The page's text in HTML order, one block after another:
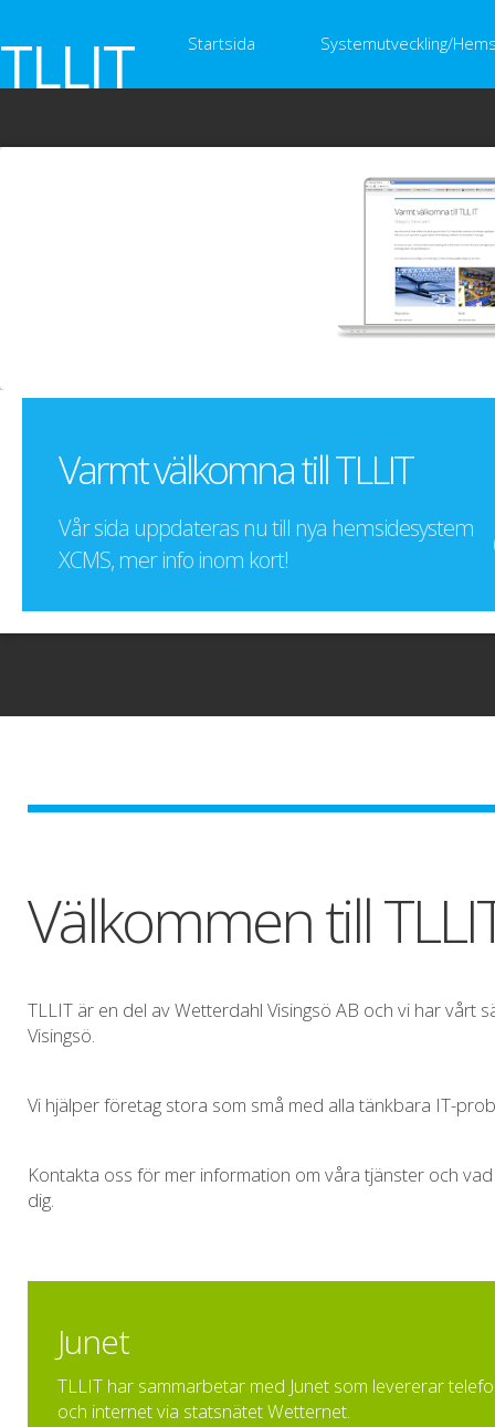
TLLIT Startsida Systemutveckling/
Varmt välkomna till TLLIT
Vår sida uppdateras nu till nya hemsidesystem
XCMS, mer info inom kort!
Välkommen till
TLLIT är en del av Wetterdahl Visingsö AB och vi har vårt
Visingsö.
Vi hjälper företag stora som små med alla tänkbara IT-
Kontakta oss för mer information om våra tjänster och
dig.
Junet
TLLIT har sammarbetar med Junet som levererar
och internet via statsnätet Wetternet.